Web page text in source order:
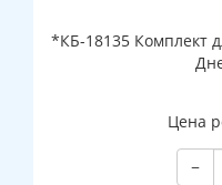
*КБ-18135 Комплект
Цена
−